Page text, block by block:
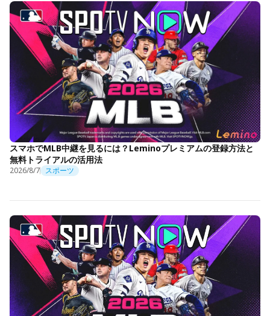
スマホでMLB中継を見るには？Leminoプレミアムの登録方法と
無料トライアルの活用法
2026/8/7 スポーツ